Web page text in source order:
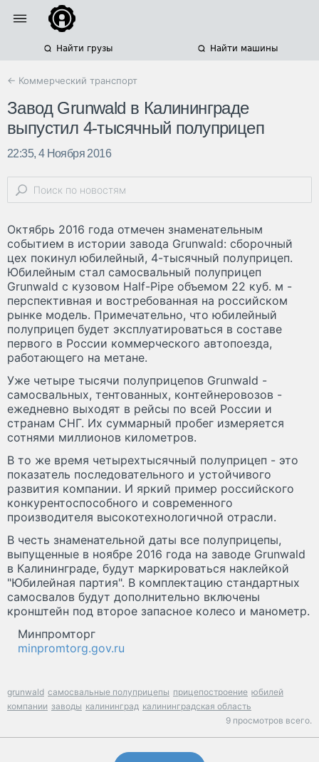
Найти грузы Найти машины
← Коммерческий транспорт
Завод Grunwald в Калининграде
выпустил 4-тысячный полуприцеп
22:35, 4 Ноября 2016
Октябрь 2016 года отмечен знаменательным
событием в истории завода Grunwald: сборочный
цех покинул юбилейный, 4-тысячный полуприцеп.
Юбилейным стал самосвальный полуприцеп
Grunwald с кузовом Half-Pipe объемом 22 куб. м -
перспективная и востребованная на российском
рынке модель. Примечательно, что юбилейный
полуприцеп будет эксплуатироваться в составе
первого в России коммерческого автопоезда,
работающего на метане.
Уже четыре тысячи полуприцепов Grunwald -
самосвальных, тентованных, контейнеровозов -
ежедневно выходят в рейсы по всей России и
странам СНГ. Их суммарный пробег измеряется
сотнями миллионов километров.
В то же время четырехтысячный полуприцеп - это
показатель последовательного и устойчивого
развития компании. И яркий пример российского
конкурентоспособного и современного
производителя высокотехнологичной отрасли.
В честь знаменательной даты все полуприцепы,
выпущенные в ноябре 2016 года на заводе Grunwald
в Калининграде, будут маркироваться наклейкой
"Юбилейная партия". В комплектацию стандартных
самосвалов будут дополнительно включены
кронштейн под второе запасное колесо и манометр.
Минпромторг
minpromtorg.gov.ru
grunwald самосвальные полуприцепы прицепостроение юбилей
компании заводы калининград калининградская область
9 просмотров всего.